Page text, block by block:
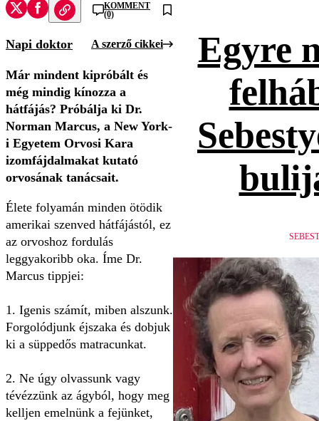
KOMMENT
(0)
Napi doktor A szerző cikkei
Már mindent kipróbált és
még mindig kínozza a
hátfájás? Próbálja ki Dr.
Norman Marcus, a New York-
i Egyetem Orvosi Kara
izomfájdalmakat kutató
orvosának tanácsait.
Élete folyamán minden ötödik
amerikai szenved hátfájástól, ez
az orvoshoz fordulás
leggyakoribb oka. Íme Dr.
Marcus tippjei:
1. Igenis számít, miben alszunk.
Forgolódjunk éjszaka és dobjuk
ki a süppedős matracunkat.
2. Ne úgy olvassunk vagy
tévézzünk az ágyból, hogy meg
kelljen emelnünk a fejünket,
Egyre